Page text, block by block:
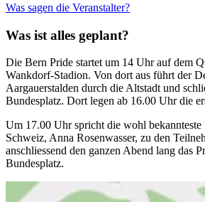
Was sagen die Veranstalter?
Was ist alles geplant?
Die Bern Pride startet um 14 Uhr auf dem
Wankdorf-Stadion. Von dort aus führt der
Aargauerstalden durch die Altstadt und
Bundesplatz. Dort legen ab 16.00 Uhr die
Um 17.00 Uhr spricht die wohl
Schweiz, Anna Rosenwasser, zu den
anschliessend den ganzen Abend lang das
Bundesplatz.